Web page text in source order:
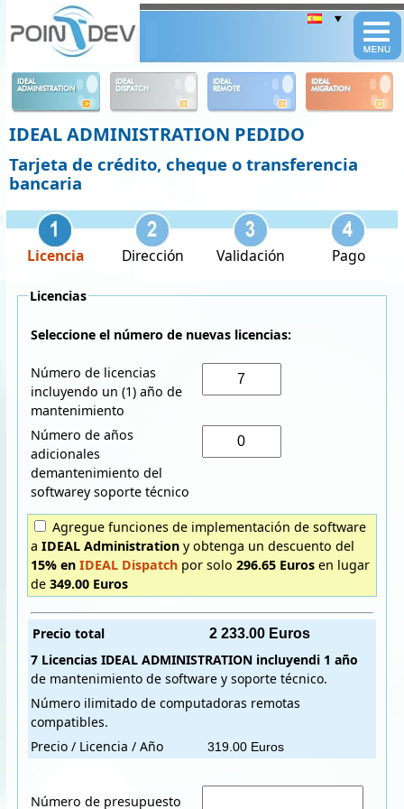
IDEAL
ADMINISTRATION
IDEAL
DISPATCH
IDEAL
REMOTE
IDEAL
MIGRATION
IDEAL ADMINISTRATION PEDIDO
Tarjeta de crédito, cheque o transferencia
bancaria
Licencia Dirección Validación Pago
Licencias
Seleccione el número de nuevas licencias:
Número de licencias
incluyendo un (1) año de
mantenimiento
Número de años
adicionales
demantenimiento del
softwarey soporte técnico
a IDEAL Administration y obtenga un descuento del
15% en IDEAL Dispatchpor solo 296.65 Eurosen lugar
de 349.00 Euros
Precio total
7 Licencias IDEAL ADMINISTRATION incluyendi 1 año
de mantenimiento de software y soporte técnico.
Número ilimitado de computadoras remotas
compatibles.
Precio / Licencia / Año
Número de presupuesto
Panneau de gestion des cookies